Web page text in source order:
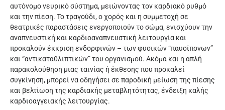
αυτόνομο νευρικό σύστημα, μειώνοντας τον καρδιακό ρυθμό
και την πίεση. Το τραγούδι, ο χορός και η συμμετοχή σε
θεατρικές παραστάσεις ενεργοποιούν το σώμα, ενισχύουν την
αναπνευστική και καρδιοαναπνευστική λειτουργία και
προκαλούν έκκριση ενδορφινών – των φυσικών “παυσίπονων”
και “αντικαταθλιπτικών” του οργανισμού. Ακόμα και η απλή
παρακολούθηση μιας ταινίας ή έκθεσης που προκαλεί
συγκίνηση, μπορεί να οδηγήσει σε παροδική μείωση της πίεσης
και βελτίωση της καρδιακής μεταβλητότητας, ένδειξη καλής
καρδιοαγγειακής λειτουργίας.